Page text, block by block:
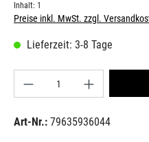
Inhalt: 1
Preise inkl. MwSt. zzgl.
Lieferzeit: 3-8 Tage
Produkt Anzahl: Gib
Art-Nr.: 79635936044